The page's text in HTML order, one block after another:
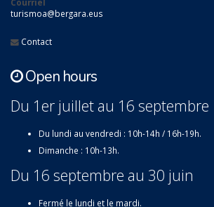
Courriel
turismoa@bergara.eus
Contact
Open hours
Du 1er juillet au 16 septembre
Du lundi au vendredi : 10h-14h / 16h-19h.
Dimanche : 10h-13h.
Du 16 septembre au 30 juin
Fermé le lundi et le mardi.